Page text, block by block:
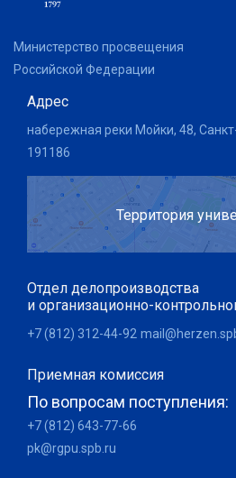
Министерство просвещения
Российской Федерации
Адрес
набережная реки Мойки, 48,
191186
Территория
Отдел делопроизводства
и организационно-
+7 (812) 312-44-92
Приемная комиссия
По вопросам поступления:
+7 (812) 643-77-66
pk@rgpu.spb.ru